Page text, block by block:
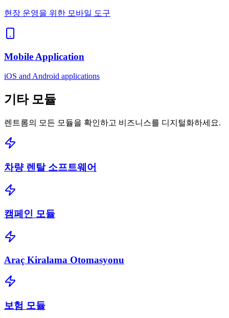
현장 운영을 위한 모바일 도구
Mobile Application
iOS and Android applications
기타 모듈
렌트롬의 모든 모듈을 확인하고 비즈니스를 디지털화하세요.
차량 렌탈 소프트웨어
캠페인 모듈
Araç Kiralama Otomasyonu
보험 모듈